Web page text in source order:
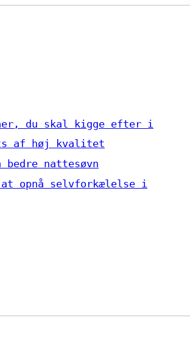
du skal kigge efter i
af høj kvalitet
nattesøvn
opnå selvforkælelse i